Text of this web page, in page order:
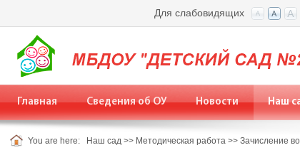
Для слабовидящих
Главная Сведения об ОУ Новости Наш
You are here: Наш сад >> Методическая работа >> Зачисление